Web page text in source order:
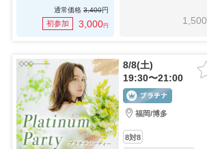
通常価格3,400円
初参加 3,000円 1,500
8/8(土)
19:30〜21:00
福岡/博多
8対8